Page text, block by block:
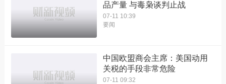
品产量 与毒枭谈判止战
07-11 10:39
要闻
中国欧盟商会主席：美国动用
关税的手段非常危险
07-11 09:32